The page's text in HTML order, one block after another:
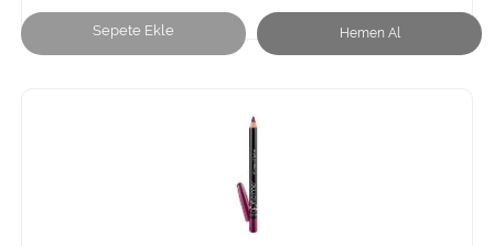
Sepete Ekle Hemen Al